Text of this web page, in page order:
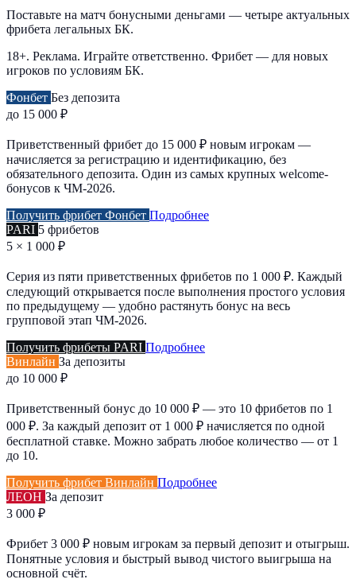
Поставьте на матч бонусными деньгами — четыре актуальных
фрибета легальных БК.
18+. Реклама. Играйте ответственно. Фрибет — для новых
игроков по условиям БК.
Фонбет Без депозита
до 15 000 ₽
Приветственный фрибет до 15 000 ₽ новым игрокам —
начисляется за регистрацию и идентификацию, без
обязательного депозита. Один из самых крупных welcome-
бонусов к ЧМ-2026.
Получить фрибет Фонбет Подробнее
PARI 5 фрибетов
5 × 1 000 ₽
Серия из пяти приветственных фрибетов по 1 000 ₽. Каждый
следующий открывается после выполнения простого условия
по предыдущему — удобно растянуть бонус на весь
групповой этап ЧМ-2026.
Получить фрибеты PARI Подробнее
Винлайн За депозиты
до 10 000 ₽
Приветственный бонус до 10 000 ₽ — это 10 фрибетов по 1
000 ₽. За каждый депозит от 1 000 ₽ начисляется по одной
бесплатной ставке. Можно забрать любое количество — от 1
до 10.
Получить фрибет Винлайн Подробнее
ЛЕОН За депозит
3 000 ₽
Фрибет 3 000 ₽ новым игрокам за первый депозит и отыгрыш.
Понятные условия и быстрый вывод чистого выигрыша на
основной счёт.